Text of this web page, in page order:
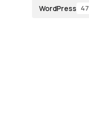
WordPress 47